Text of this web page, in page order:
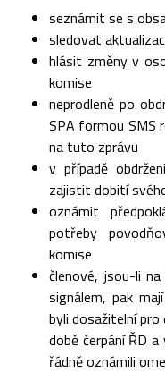
seznámit se s
sledovat
hlásit změny v
komise
neprodleně po
SPA formou SMS
na tuto zprávu
v případě
zajistit dobití
oznámit
potřeby
komise
členové, jsou-li
signálem, pak
byli dosažitelní
době čerpání ŘD
řádně oznámili